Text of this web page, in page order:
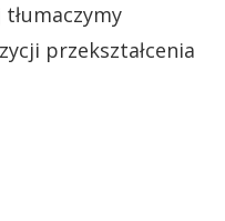
przekształcenia